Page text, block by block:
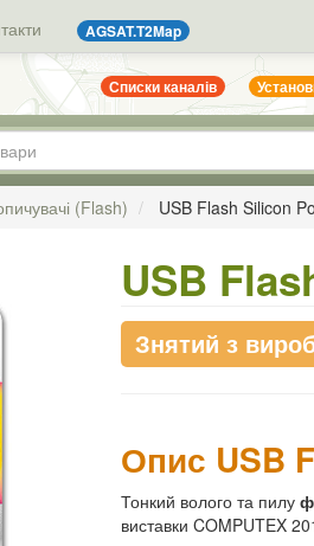
AGSAT.T2Map
Списки каналів
(Flash) USB Flash Silicon
USB
Знятий з
Опис USB
Тонкий волого та пилу
виставки COMPUTEX